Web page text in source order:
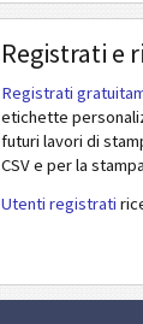
Registrati e
Registrati
etichette
futuri lavori di
CSV e per la
Utenti registrati